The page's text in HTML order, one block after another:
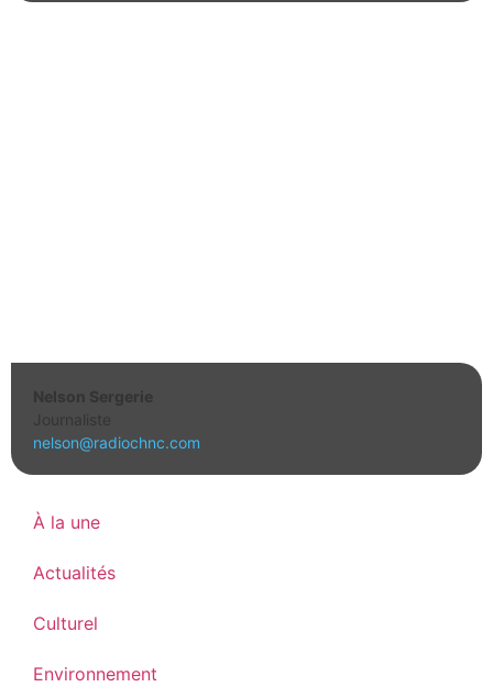
Nelson Sergerie
Journaliste
nelson@radiochnc.com
À la une
Actualités
Culturel
Environnement